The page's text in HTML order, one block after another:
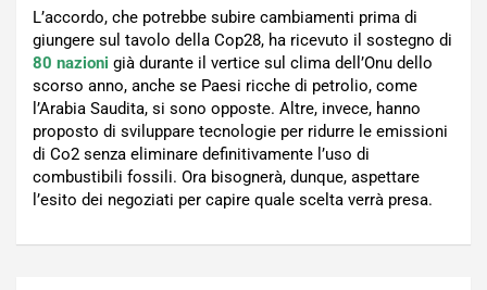
L’accordo, che potrebbe subire cambiamenti prima di
giungere sul tavolo della Cop28, ha ricevuto il sostegno di
80 nazioni già durante il vertice sul clima dell’Onu dello
scorso anno, anche se Paesi ricche di petrolio, come
l’Arabia Saudita, si sono opposte. Altre, invece, hanno
proposto di sviluppare tecnologie per ridurre le emissioni
di Co2 senza eliminare definitivamente l’uso di
combustibili fossili. Ora bisognerà, dunque, aspettare
l’esito dei negoziati per capire quale scelta verrà presa.